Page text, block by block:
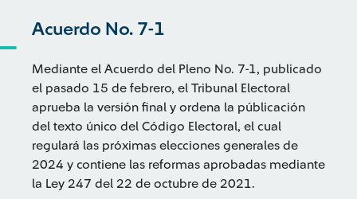
Acuerdo No. 7-1
Mediante el Acuerdo del Pleno No. 7-1, publicado
el pasado 15 de febrero, el Tribunal Electoral
aprueba la versión final y ordena la públicación
del texto único del Código Electoral, el cual
regulará las próximas elecciones generales de
2024 y contiene las reformas aprobadas mediante
la Ley 247 del 22 de octubre de 2021.